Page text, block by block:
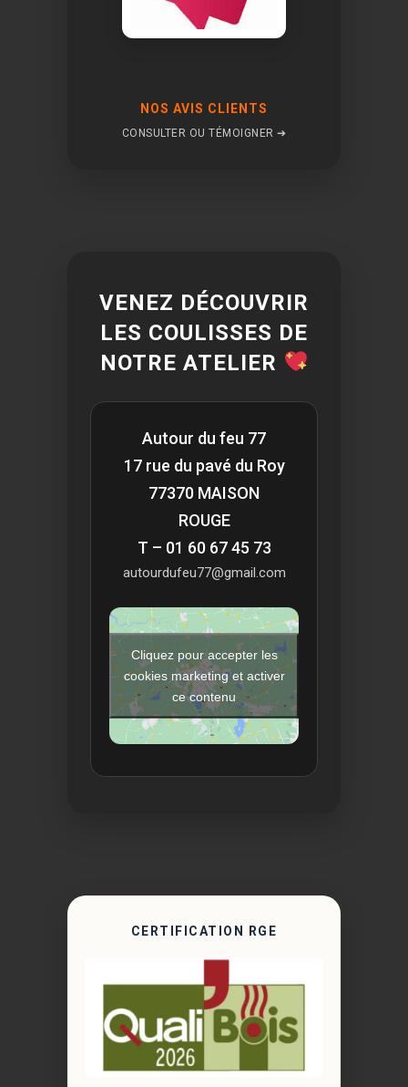
NOS AVIS CLIENTS
CONSULTER OU TÉMOIGNER ➔
VENEZ DÉCOUVRIR
LES COULISSES DE
NOTRE ATELIER
Autour du feu 77
17 rue du pavé du Roy
77370 MAISON
ROUGE
T – 01 60 67 45 73
autourdufeu77@gmail.com
Cliquez pour accepter les
cookies marketing et activer
ce contenu
CERTIFICATION RGE